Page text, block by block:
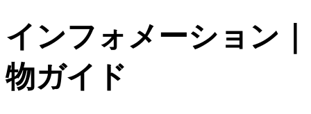
インフォメーション
物ガイド